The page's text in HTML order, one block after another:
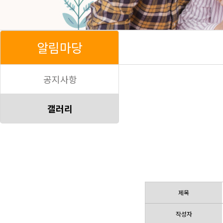
알림마당
공지사항
갤러리
제목
작성자